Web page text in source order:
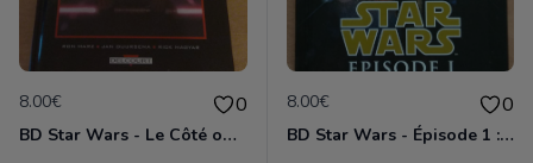
8.00€ 0
BD Star Wars - Le Côté obscur T02 - Dark Maul
8.00€ 0
BD Star Wars - Épisode 1 : la menace fantôme